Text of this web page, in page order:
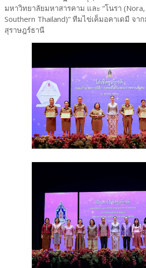
มหาวิทยาลัยมหาสารคาม และ “โนรา (Nora,
Southern Thailand)” ทีมไข่เค็มอคาเดมี จา
สุราษฎร์ธานี